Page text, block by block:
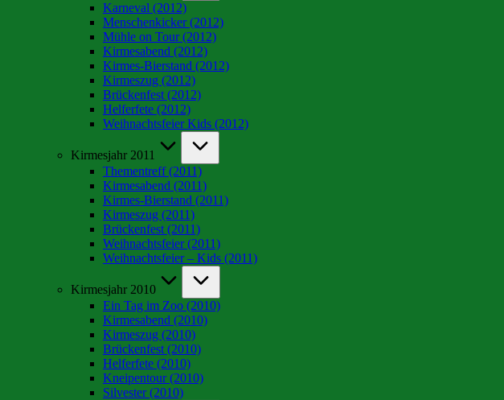
Karneval (2012)
Menschenkicker (2012)
Mühle on Tour (2012)
Kirmesabend (2012)
Kirmes-Bierstand (2012)
Kirmeszug (2012)
Brückenfest (2012)
Helferfete (2012)
Weihnachtsfeier Kids (2012)
Kirmesjahr 2011
Thementreff (2011)
Kirmesabend (2011)
Kirmes-Bierstand (2011)
Kirmeszug (2011)
Brückenfest (2011)
Weihnachtsfeier (2011)
Weihnachtsfeier – Kids (2011)
Kirmesjahr 2010
Ein Tag im Zoo (2010)
Kirmesabend (2010)
Kirmeszug (2010)
Brückenfest (2010)
Helferfete (2010)
Kneipentour (2010)
Silvester (2010)